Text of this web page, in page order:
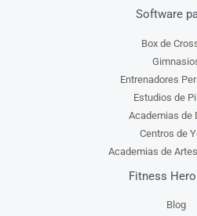
Software
Box de
Entrenadores
Estudios de
Academias de
Centros de
Academias de
Fitness
Blog